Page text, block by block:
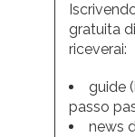
gratuita
riceverai:
guide
passo
news